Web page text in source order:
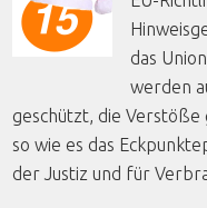
das
werden
geschützt, die Verstöße
so wie es das
der Justiz und für